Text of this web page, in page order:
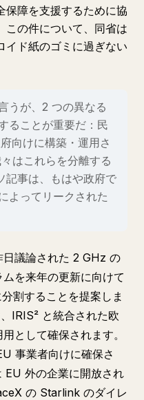
保障を支援するために協
この件について、同省は
イド紙のゴミに過ぎない
うが、2 つの異なる
ることが重要だ：民
向けに構築・運用さ
はこれらを分離する
記事は、もはや政府で
よってリークされた
議論された 2 GHz の
を来年の更新に向けて
割することを提案しま
IRIS² と統合された欧
として確保されます。
事業者向けに確保さ
EU 外の企業に開放され
の Starlink のダイレ